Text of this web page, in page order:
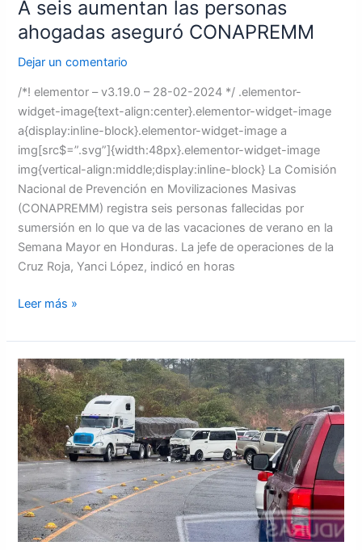
A seis aumentan las personas
ahogadas aseguró CONAPREMM
Dejar un comentario
/*! elementor – v3.19.0 – 28-02-2024 */ .elementor-
widget-image{text-align:center}.elementor-widget-image
a{display:inline-block}.elementor-widget-image a
img[src$=”.svg”]{width:48px}.elementor-widget-image
img{vertical-align:middle;display:inline-block} La Comisión
Nacional de Prevención en Movilizaciones Masivas
(CONAPREMM) registra seis personas fallecidas por
sumersión en lo que va de las vacaciones de verano en la
Semana Mayor en Honduras. La jefe de operaciones de la
Cruz Roja, Yanci López, indicó en horas
Leer más »
Varios
lesionados
en
accidente
múltiple
en
Taulabé,
Comayagua